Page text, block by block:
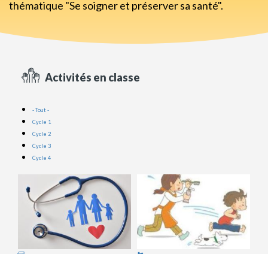
thématique "Se soigner et préserver sa santé".
Activités en classe
- Tout -
Cycle 1
Cycle 2
Cycle 3
Cycle 4